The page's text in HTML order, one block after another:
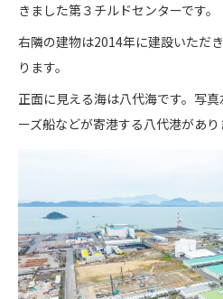
きました第３チルドセンターです。
右隣の建物は2014年に建設いただ
ります。
正面に見える海は八代海です。写
ーズ船などが寄港する八代港があり